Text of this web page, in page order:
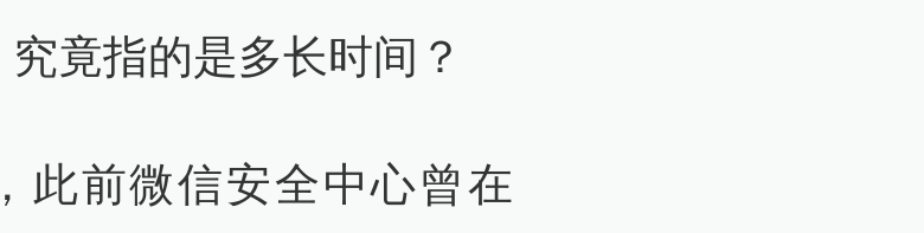
竟指的是多长时间？
此前微信安全中心曾在